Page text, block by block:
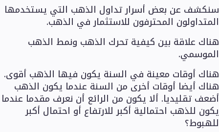
معلومات عنا
الشركة
نبذة عنا
أخبار الشركة
الأسئلة الشائعة
اتصل بنا
الوظائف
سنكشف عن بعض أسرار تداول الذهب التي يستخدمها
المتداولون المحترفون للاستثمار في الذهب.
هناك علاقة بين كيفية تحرك الذهب ونمط الذهب
الموسمي.
هناك أوقات معينة في السنة يكون فيها الذهب أقوى.
هناك أيضا أوقات أخرى من السنة عندما يكون الذهب
أضعف تقليديا. ألا يكون من الرائع أن نعرف مقدما عندما
يكون للذهب احتمالية أكبر للارتفاع أو احتمال أكبر
للهبوط؟